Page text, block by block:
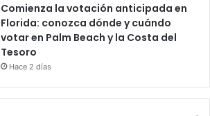
Comienza la votación anticipada en
Florida: conozca dónde y cuándo
votar en Palm Beach y la Costa del
Tesoro
Hace 2 días